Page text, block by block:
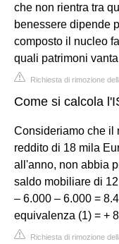
che non rientra tra
benessere dipende
composto il nucleo
quali patrimoni
Richiesta di rimozione
Come si calcola
Consideriamo che il
reddito di 18 mila
all'anno, non abbia
saldo mobiliare di
– 6.000 – 6.000 =
equivalenza (1) = +
Richiesta di rimozione